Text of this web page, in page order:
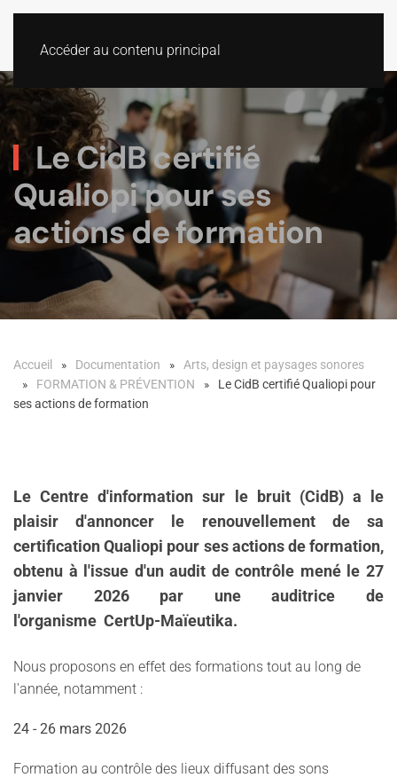
Accéder au contenu principal
Le CidB certifié
Qualiopi pour ses
actions de formation
Accueil Documentation
Arts, design et paysages sonores
FORMATION & PRÉVENTION
Le CidB certifié Qualiopi pour
ses actions de formation
Le Centre d'information sur le bruit (CidB) a le
plaisir d'annoncer le renouvellement de sa
certification Qualiopi pour ses actions de formation,
obtenu à l'issue d'un audit de contrôle mené le 27
janvier 2026 par une auditrice de
l'organisme CertUp-Maïeutika.
Nous proposons en effet des formations tout au long de
l'année, notamment :
24 - 26 mars 2026
Formation au contrôle des lieux diffusant des sons